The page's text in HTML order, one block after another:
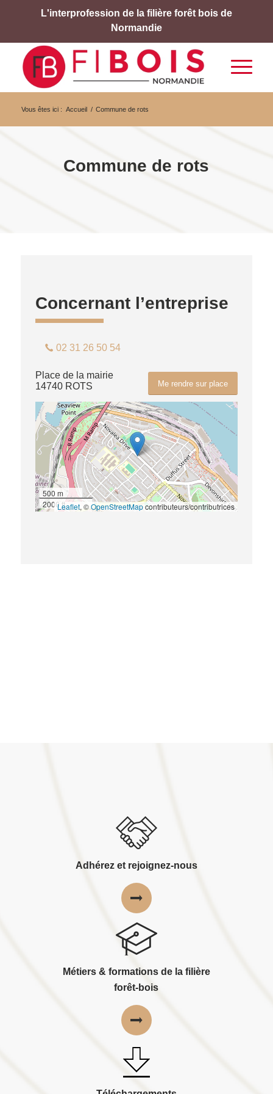
L'interprofession de la filière forêt bois de
Normandie
Vous êtes ici : Accueil / Commune de rots
Commune de rots
Concernant l’entreprise
02 31 26 50 54
Me rendre sur place
Place de la mairie
14740 ROTS
500 m
2000 ftLeaflet, ©OpenStreetMapcontributeurs/contributrices
Adhérez et rejoignez-nous
Métiers & formations de la filière
forêt-bois